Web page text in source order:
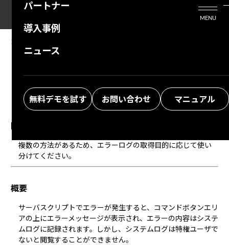
パートナー
導入事例
ニュース
無料デモを試す お問い合わせ マニュアル
MENU
2026/02/10
FAQ：サーバスクリプトのエラーログを出力し
たい
回答
複数の方法があるため、エラーログの取得目的に応じて使い
分けてください。
概要
サーバスクリプトでエラーが発生すると、コマンドボタンエリ
アの上にエラーメッセージが表示され、エラーの内容はシステ
ムログに記録されます。しかし、 システムログは特権ユーザで
ないと閲覧することができません。